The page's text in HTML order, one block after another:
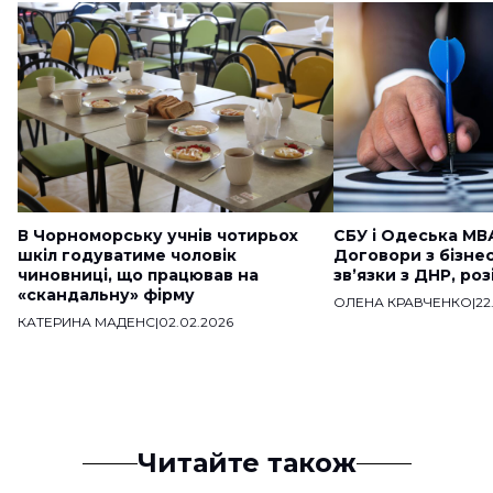
В Чорноморську учнів чотирьох
шкіл годуватиме чоловік
чиновниці, що працював на
«скандальну» фірму
КАТЕРИНА МАДЕНС|02.02.2026
СБУ і Одеська
Договори з
звʼязки з ДНР,
ОЛЕНА КРАВЧЕНКО|
Читайте також